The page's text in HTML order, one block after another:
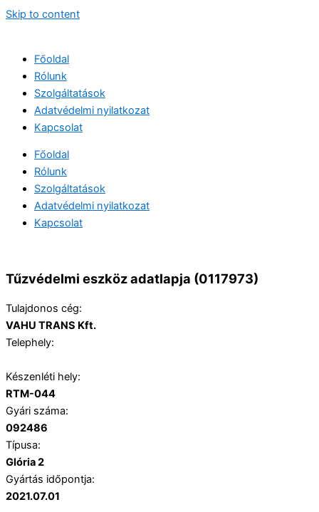
Skip to content
Főoldal
Rólunk
Szolgáltatások
Adatvédelmi nyilatkozat
Kapcsolat
Főoldal
Rólunk
Szolgáltatások
Adatvédelmi nyilatkozat
Kapcsolat
Tűzvédelmi eszköz adatlapja (0117973)
Tulajdonos cég:
VAHU TRANS Kft.
Telephely:
Készenléti hely:
RTM-044
Gyári száma:
092486
Típusa:
Glória 2
Gyártás időpontja:
2021.07.01